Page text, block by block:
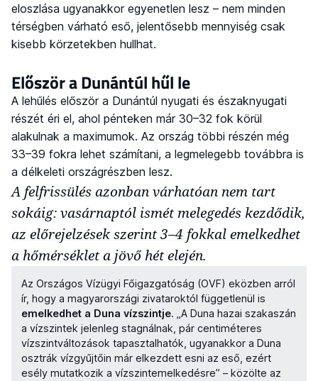
eloszlása ugyanakkor egyenetlen lesz – nem minden
térségben várható eső, jelentősebb mennyiség csak
kisebb körzetekben hullhat.
Először a Dunántúl hűl le
A lehűlés először a Dunántúl nyugati és északnyugati
részét éri el, ahol pénteken már 30–32 fok körül
alakulnak a maximumok. Az ország többi részén még
33–39 fokra lehet számítani, a legmelegebb továbbra is
a délkeleti országrészben lesz.
A felfrissülés azonban várhatóan nem tart
sokáig: vasárnaptól ismét melegedés kezdődik,
az előrejelzések szerint 3–4 fokkal emelkedhet
a hőmérséklet a jövő hét elején.
Az Országos Vízügyi Főigazgatóság (OVF) eközben arról
ír, hogy a magyarországi zivataroktól függetlenül is
emelkedhet a Duna vízszintje. „A Duna hazai szakaszán
a vízszintek jelenleg stagnálnak, pár centiméteres
vízszintváltozások tapasztalhatók, ugyanakkor a Duna
osztrák vízgyűjtőin már elkezdett esni az eső, ezért
esély mutatkozik a vízszintemelkedésre” – közölte az